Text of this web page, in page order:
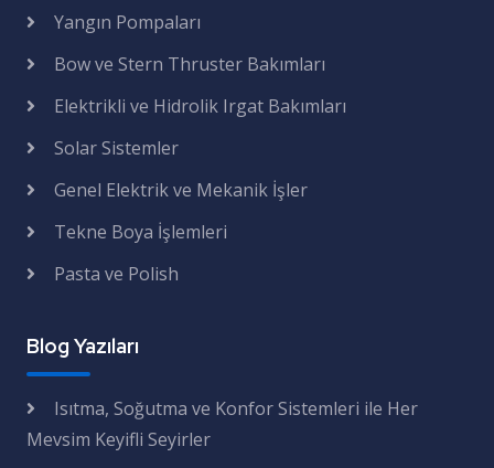
Yangın Pompaları
Bow ve Stern Thruster Bakımları
Elektrikli ve Hidrolik Irgat Bakımları
Solar Sistemler
Genel Elektrik ve Mekanik İşler
Tekne Boya İşlemleri
Pasta ve Polish
Blog Yazıları
Isıtma, Soğutma ve Konfor Sistemleri ile Her
Mevsim Keyifli Seyirler